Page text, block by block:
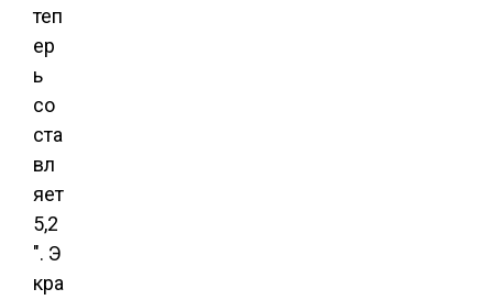
теп
ер
ь
со
ста
вл
яет
5,2
″. Э
кра